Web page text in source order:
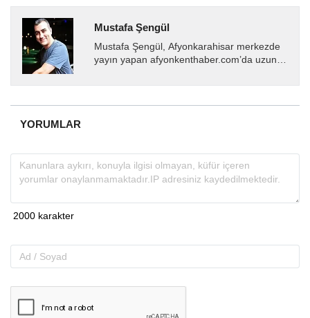
Mustafa Şengül
Mustafa Şengül, Afyonkarahisar merkezde
yayın yapan afyonkenthaber.com’da uzun
almakta, haber akışı...
YORUMLAR